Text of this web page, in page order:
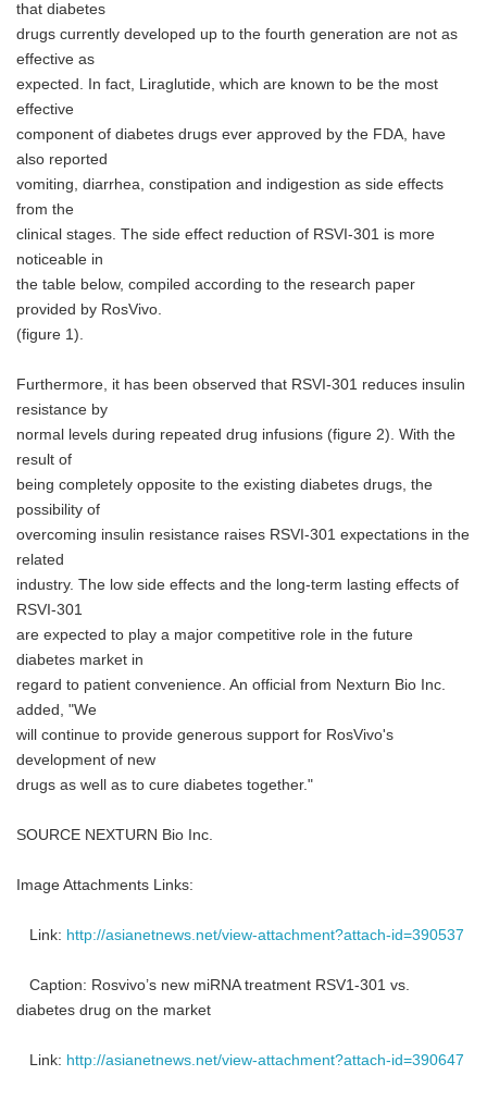
that diabetes
drugs currently developed up to the fourth generation are not as
effective as
expected. In fact, Liraglutide, which are known to be the most
effective
component of diabetes drugs ever approved by the FDA, have
also reported
vomiting, diarrhea, constipation and indigestion as side effects
from the
clinical stages. The side effect reduction of RSVI-301 is more
noticeable in
the table below, compiled according to the research paper
provided by RosVivo.
(figure 1).
Furthermore, it has been observed that RSVI-301 reduces insulin
resistance by
normal levels during repeated drug infusions (figure 2). With the
result of
being completely opposite to the existing diabetes drugs, the
possibility of
overcoming insulin resistance raises RSVI-301 expectations in the
related
industry. The low side effects and the long-term lasting effects of
RSVI-301
are expected to play a major competitive role in the future
diabetes market in
regard to patient convenience. An official from Nexturn Bio Inc.
added, "We
will continue to provide generous support for RosVivo's
development of new
drugs as well as to cure diabetes together."
SOURCE NEXTURN Bio Inc.
Image Attachments Links:
Link: http://asianetnews.net/view-attachment?attach-id=390537
Caption: Rosvivo’s new miRNA treatment RSV1-301 vs.
diabetes drug on the market
Link: http://asianetnews.net/view-attachment?attach-id=390647